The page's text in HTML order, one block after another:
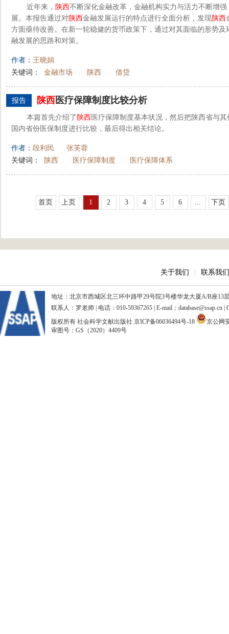
近年来， 陕西不断深化金融改革，金融机构实力与活力不断增强
展。本报告通过对陕西金融发展运行的特点进行全面分析，发现陕西
方面亟待改善。在新一轮稳健的货币政策下，通过对其面临的形势
融发展的思路和对策。
作者： 王晓娟
关键词：
金融市场 陕西 借贷
报告 陕西医疗保障制度比较分析
本篇首先介绍了 陕西 医疗保障制度基本状况，然后把陕西省与
国内省份医保制度进行比较，最后得出相关结论。
作者： 段利民
张芙蓉
关键词：
陕西 医疗保障制度 医疗保障体系
首页 上页 1 2 3 4 5 6 ... 下页
关于我们 联系我们
地址：北京市西城区北三环中路甲29号院3号楼华龙大厦A/B座13
联系人：罗老师 | 电话：010-59367265 | E-mail：database@ssap.cn
版权所有 社会科学文献出版社 京ICP备06036494号-18
京公网
审图号：GS（2020）4409号